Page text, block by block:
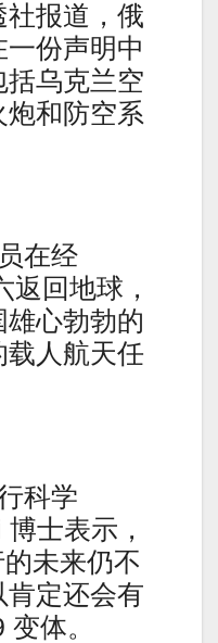
报道，俄
份声明中
括乌克兰空
和防空系
在经
回地球，
心勃勃的
载人航天任
科学
士表示，
未来仍不
肯定还会有
体。